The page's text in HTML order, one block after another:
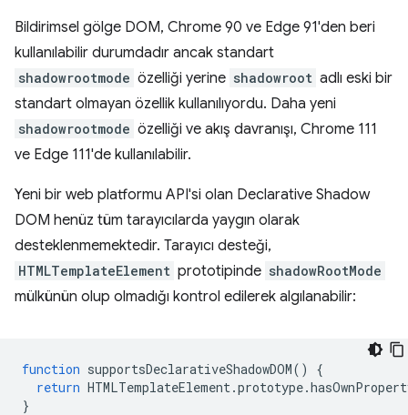
Bildirimsel gölge DOM, Chrome 90 ve Edge 91'den beri
kullanılabilir durumdadır ancak standart
shadowrootmode özelliği yerine shadowroot adlı eski bir
standart olmayan özellik kullanılıyordu. Daha yeni
shadowrootmode özelliği ve akış davranışı, Chrome 111
ve Edge 111'de kullanılabilir.
Yeni bir web platformu API'si olan Declarative Shadow
DOM henüz tüm tarayıcılarda yaygın olarak
desteklenmemektedir. Tarayıcı desteği,
HTMLTemplateElement prototipinde shadowRootMode
mülkünün olup olmadığı kontrol edilerek algılanabilir:
function supportsDeclarativeShadowDOM()
{
return HTMLTemplateElement.prototype.
}